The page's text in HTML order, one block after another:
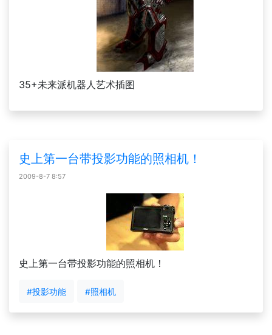
35+未来派机器人艺术插图
史上第一台带投影功能的照相机！
2009-8-7 8:57
史上第一台带投影功能的照相机！
#投影功能 #照相机